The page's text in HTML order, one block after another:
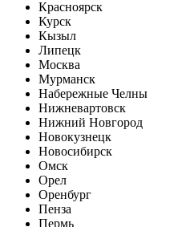
Красноярск
Курск
Кызыл
Липецк
Москва
Мурманск
Набережные Челны
Нижневартовск
Нижний Новгород
Новокузнецк
Новосибирск
Омск
Орел
Оренбург
Пенза
Пермь